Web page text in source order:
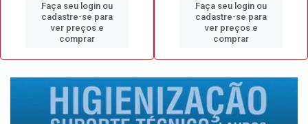
Faça seu login ou
cadastre-se para
ver preços e
comprar
Faça seu login ou
cadastre-se para
ver preços e
comprar